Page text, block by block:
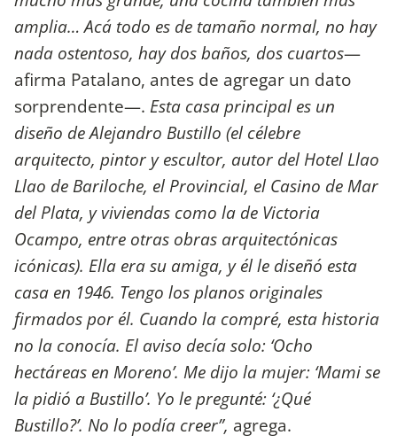
amplia… Acá todo es de tamaño normal, no hay
nada ostentoso, hay dos baños, dos cuartos—
afirma Patalano, antes de agregar un dato
sorprendente—. Esta casa principal es un
diseño de Alejandro Bustillo (el célebre
arquitecto, pintor y escultor, autor del Hotel Llao
Llao de Bariloche, el Provincial, el Casino de Mar
del Plata, y viviendas como la de Victoria
Ocampo, entre otras obras arquitectónicas
icónicas). Ella era su amiga, y él le diseñó esta
casa en 1946. Tengo los planos originales
firmados por él. Cuando la compré, esta historia
no la conocía. El aviso decía solo: ‘Ocho
hectáreas en Moreno’. Me dijo la mujer: ‘Mami se
la pidió a Bustillo’. Yo le pregunté: ‘¿Qué
Bustillo?’. No lo podía creer”, agrega.